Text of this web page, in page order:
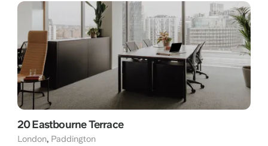
Erbe und moderner Infrastruktur. Durch die umfassende
Neugestaltung des Paddington Basin hat sich das Viertel zu
einem erstklassigen Wirtschaftsstandort entwickelt, der globale
Tech-Giganten und Pharmaunternehmen anzieht. Ein Büro in
Paddington bietet Ihrem Unternehmen eine hochmoderne
Arbeitsumgebung in einer inspirierenden Lage direkt am
Wasser.
20 Eastbourne Terrace
London, Paddington